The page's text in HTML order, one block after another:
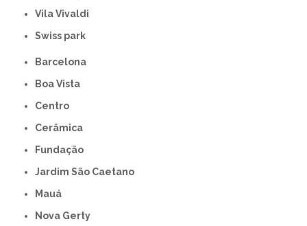
Vila Vivaldi
swiss park
Barcelona
Boa Vista
Centro
Cerâmica
Fundação
Jardim São Caetano
Mauá
Nova Gerty